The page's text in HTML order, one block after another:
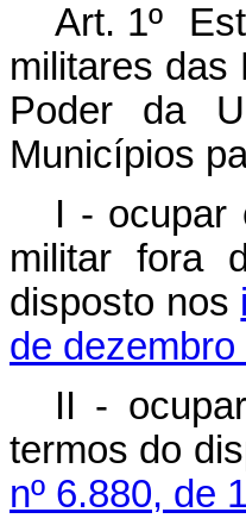
Art. 1º
militares das
Poder da
Municípios
I - ocupar
militar fora
disposto nos
de dezembro
II -
termos do
nº 6.880, de